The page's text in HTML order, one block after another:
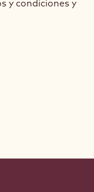
y condiciones y